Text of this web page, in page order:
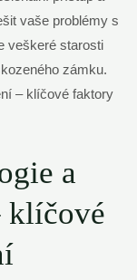
vaše problémy s
veškeré starosti
zámku.
a
klíčové